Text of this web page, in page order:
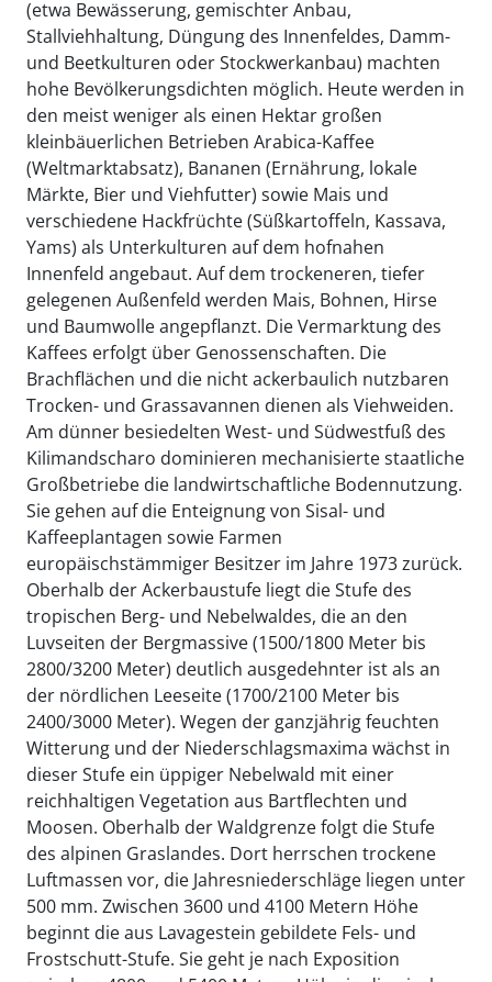
(etwa Bewässerung, gemischter Anbau,
Stallviehhaltung, Düngung des Innenfeldes, Damm-
und Beetkulturen oder Stockwerkanbau) machten
hohe Bevölkerungsdichten möglich. Heute werden in
den meist weniger als einen Hektar großen
kleinbäuerlichen Betrieben Arabica-Kaffee
(Weltmarktabsatz), Bananen (Ernährung, lokale
Märkte, Bier und Viehfutter) sowie Mais und
verschiedene Hackfrüchte (Süßkartoffeln, Kassava,
Yams) als Unterkulturen auf dem hofnahen
Innenfeld angebaut. Auf dem trockeneren, tiefer
gelegenen Außenfeld werden Mais, Bohnen, Hirse
und Baumwolle angepflanzt. Die Vermarktung des
Kaffees erfolgt über Genossenschaften. Die
Brachflächen und die nicht ackerbaulich nutzbaren
Trocken- und Grassavannen dienen als Viehweiden.
Am dünner besiedelten West- und Südwestfuß des
Kilimandscharo dominieren mechanisierte staatliche
Großbetriebe die landwirtschaftliche Bodennutzung.
Sie gehen auf die Enteignung von Sisal- und
Kaffeeplantagen sowie Farmen
europäischstämmiger Besitzer im Jahre 1973 zurück.
Oberhalb der Ackerbaustufe liegt die Stufe des
tropischen Berg- und Nebelwaldes, die an den
Luvseiten der Bergmassive (1500/1800 Meter bis
2800/3200 Meter) deutlich ausgedehnter ist als an
der nördlichen Leeseite (1700/2100 Meter bis
2400/3000 Meter). Wegen der ganzjährig feuchten
Witterung und der Niederschlagsmaxima wächst in
dieser Stufe ein üppiger Nebelwald mit einer
reichhaltigen Vegetation aus Bartflechten und
Moosen. Oberhalb der Waldgrenze folgt die Stufe
des alpinen Graslandes. Dort herrschen trockene
Luftmassen vor, die Jahresniederschläge liegen unter
500 mm. Zwischen 3600 und 4100 Metern Höhe
beginnt die aus Lavagestein gebildete Fels- und
Frostschutt-Stufe. Sie geht je nach Exposition